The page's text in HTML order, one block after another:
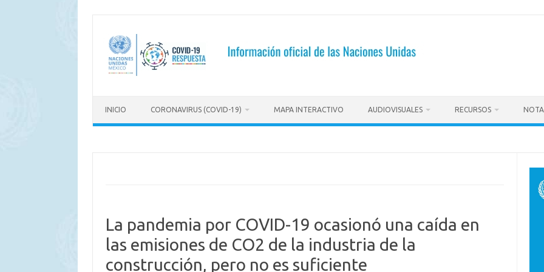
contenido
INICIO CORONAVIRUS (COVID-19) MAPA INTERACTIVO AUDIOVISUALES RECURSOS
La pandemia por COVID-19 ocasionó una caída en
las emisiones de CO2 de la industria de la
construcción, pero no es suficiente